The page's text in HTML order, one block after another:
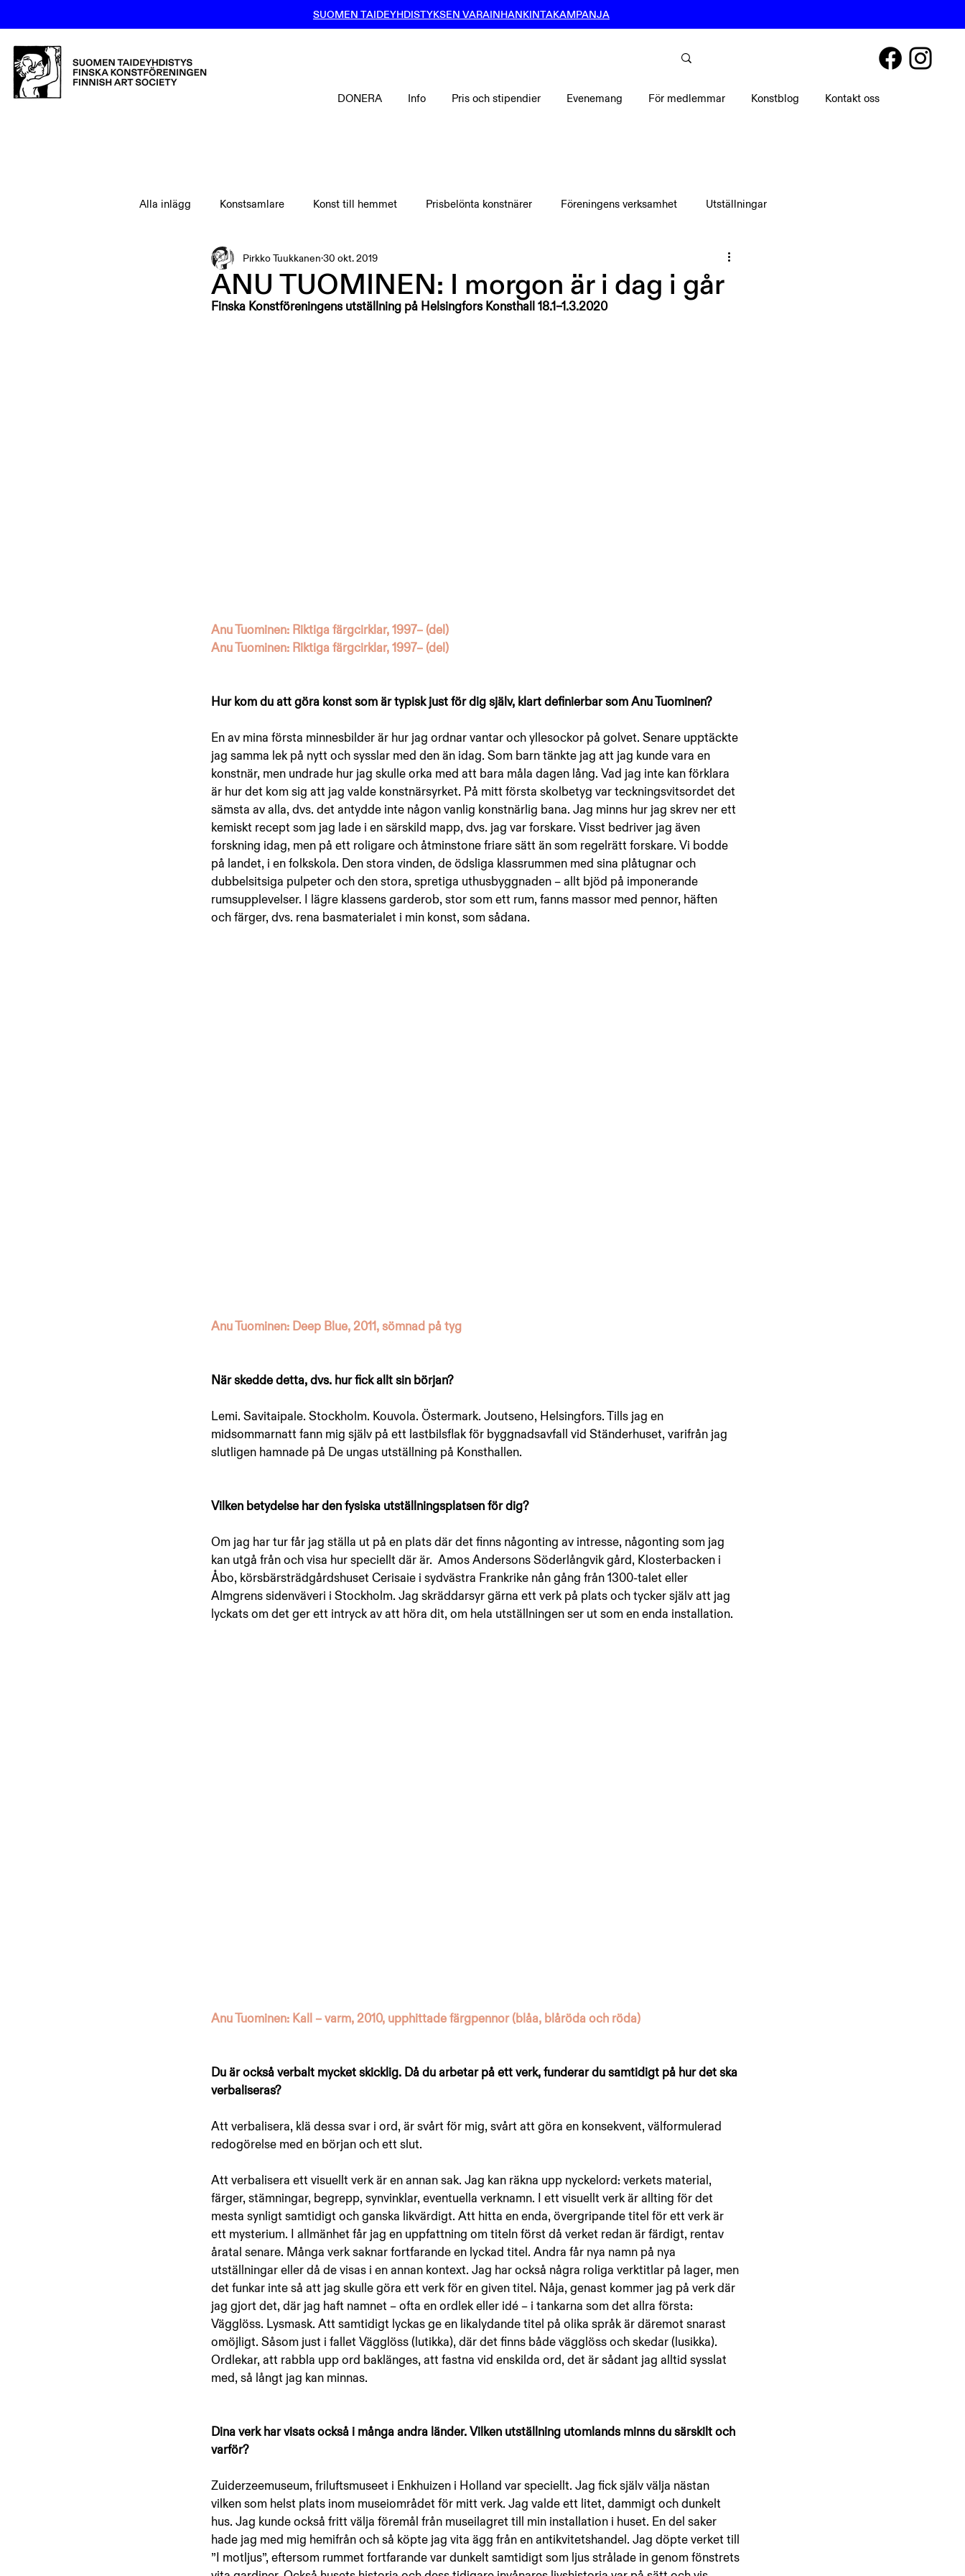
SUOMEN TAIDEYHDISTYKSEN VARAINHANKINTAKAMPANJA
DONERA Info Pris och stipendier Evenemang För medlemmar Konstblog Kontakt oss
Alla inlägg Konstsamlare Konst till hemmet Prisbelönta konstnärer Föreningens verksamhet Utställningar
ANU TUOMINEN: I morgon är i dag i går
Pirkko Tuukkanen 30 okt. 2019
Finska Konstföreningens utställning på Helsingfors Konsthall 18.1–1.3.2020
Anu Tuominen: Riktiga färgcirklar, 1997– (del)
Anu Tuominen: Riktiga färgcirklar, 1997– (del)
Hur kom du att göra konst som är typisk just för dig själv, klart definierbar som Anu Tuominen?
En av mina första minnesbilder är hur jag ordnar vantar och yllesockor på golvet. Senare upptäckte
jag samma lek på nytt och sysslar med den än idag. Som barn tänkte jag att jag kunde vara en
konstnär, men undrade hur jag skulle orka med att bara måla dagen lång. Vad jag inte kan förklara
är hur det kom sig att jag valde konstnärsyrket. På mitt första skolbetyg var teckningsvitsordet det
sämsta av alla, dvs. det antydde inte någon vanlig konstnärlig bana. Jag minns hur jag skrev ner ett
kemiskt recept som jag lade i en särskild mapp, dvs. jag var forskare. Visst bedriver jag även
forskning idag, men på ett roligare och åtminstone friare sätt än som regelrätt forskare. Vi bodde
på landet, i en folkskola. Den stora vinden, de ödsliga klassrummen med sina plåtugnar och
dubbelsitsiga pulpeter och den stora, spretiga uthusbyggnaden – allt bjöd på imponerande
rumsupplevelser. I lägre klassens garderob, stor som ett rum, fanns massor med pennor, häften
och färger, dvs. rena basmaterialet i min konst, som sådana.
Anu Tuominen: Deep Blue, 2011, sömnad på tyg
När skedde detta, dvs. hur fick allt sin början?
Lemi. Savitaipale. Stockholm. Kouvola. Östermark. Joutseno, Helsingfors. Tills jag en
midsommarnatt fann mig själv på ett lastbilsflak för byggnadsavfall vid Ständerhuset, varifrån jag
slutligen hamnade på De ungas utställning på Konsthallen.
Vilken betydelse har den fysiska utställningsplatsen för dig?
Om jag har tur får jag ställa ut på en plats där det finns någonting av intresse, någonting som jag
kan utgå från och visa hur speciellt där är.  Amos Andersons Söderlångvik gård, Klosterbacken i
Åbo, körsbärsträdgårdshuset Cerisaie i sydvästra Frankrike nån gång från 1300-talet eller
Almgrens sidenväveri i Stockholm. Jag skräddarsyr gärna ett verk på plats och tycker själv att jag
lyckats om det ger ett intryck av att höra dit, om hela utställningen ser ut som en enda installation.
Anu Tuominen: Kall – varm, 2010, upphittade färgpennor (blåa, blåröda och röda)
Du är också verbalt mycket skicklig. Då du arbetar på ett verk, funderar du samtidigt på hur det ska
verbaliseras?
Att verbalisera, klä dessa svar i ord, är svårt för mig, svårt att göra en konsekvent, välformulerad
redogörelse med en början och ett slut.
Att verbalisera ett visuellt verk är en annan sak. Jag kan räkna upp nyckelord: verkets material,
färger, stämningar, begrepp, synvinklar, eventuella verknamn. I ett visuellt verk är allting för det
mesta synligt samtidigt och ganska likvärdigt. Att hitta en enda, övergripande titel för ett verk är
ett mysterium. I allmänhet får jag en uppfattning om titeln först då verket redan är färdigt, rentav
åratal senare. Många verk saknar fortfarande en lyckad titel. Andra får nya namn på nya
utställningar eller då de visas i en annan kontext. Jag har också några roliga verktitlar på lager, men
det funkar inte så att jag skulle göra ett verk för en given titel. Nåja, genast kommer jag på verk där
jag gjort det, där jag haft namnet – ofta en ordlek eller idé – i tankarna som det allra första:
Vägglöss. Lysmask. Att samtidigt lyckas ge en likalydande titel på olika språk är däremot snarast
omöjligt. Såsom just i fallet Vägglöss (lutikka), där det finns både vägglöss och skedar (lusikka).
Ordlekar, att rabbla upp ord baklänges, att fastna vid enskilda ord, det är sådant jag alltid sysslat
med, så långt jag kan minnas.
Dina verk har visats också i många andra länder. Vilken utställning utomlands minns du särskilt och
varför?
Zuiderzeemuseum, friluftsmuseet i Enkhuizen i Holland var speciellt. Jag fick själv välja nästan
vilken som helst plats inom museiområdet för mitt verk. Jag valde ett litet, dammigt och dunkelt
hus. Jag kunde också fritt välja föremål från museilagret till min installation i huset. En del saker
hade jag med mig hemifrån och så köpte jag vita ägg från en antikvitetshandel. Jag döpte verket till
”I motljus”, eftersom rummet fortfarande var dunkelt samtidigt som ljus strålade in genom fönstrets